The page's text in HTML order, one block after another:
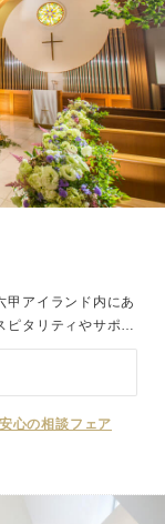
甲アイランド内にあ
タリティやサポー
の高い演出が可能で
るウエディングが
から繋がるのは、ホ
包まれ、大きな窓
雰囲気にも。おふ
心の相談フェア